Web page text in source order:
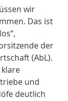
wir
Das ist
der
(AbL).
und
deutlich